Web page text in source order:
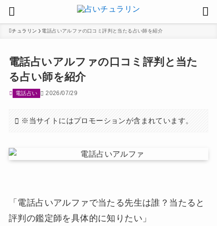
チュラリン 電話占いアルファの口コミ評判と当たる占い師を紹介
電話占いアルファの口コミ評判と当た
る占い師を紹介
電話占い 2026/07/29
※当サイトにはプロモーションが含まれています。
「電話占いアルファで当たる先生は誰？当たると
評判の鑑定師を具体的に知りたい」